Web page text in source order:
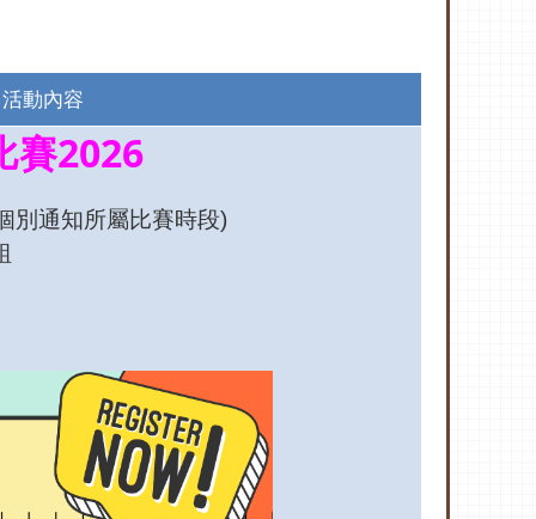
活動內容
賽2026
別通知所屬比賽時段)